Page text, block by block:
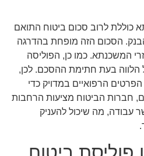
כוללת לרוב סכום ביטוח התואם
הסכום הזה מופחת בהדרגה
המשכנתא. כמו כן, הפוליסה
הלווה בעת חתימת ההסכם. לכן,
הפרטים הרפואיים במדויק כדי
חברות הביטוח מציעות הרחבות
עבודה, מה שיכול להעניק